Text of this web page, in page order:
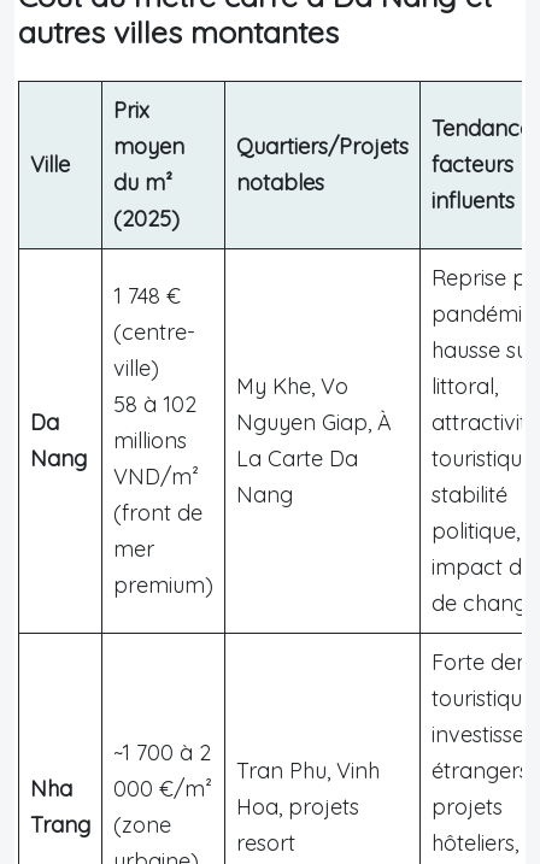
autres villes montantes
Ville
Prix
moyen
du m²
(2025)
Quartiers/Projets
notables
facteurs
influents
Da
Nang
1 748 €
(centre-
ville)
58 à 102
millions
VND/m²
(front de
mer
premium)
My Khe, Vo
Nguyen Giap, À
La Carte Da
Nang
Reprise
pandémie,
hausse
littoral,
attractivité
touristique,
stabilité
politique,
impact du
de change
Nha
Trang
~1 700 à 2
000 €/m²
(zone
Tran Phu, Vinh
Hoa, projets
resort
Forte
touristique,
étrangers,
projets
hôteliers,